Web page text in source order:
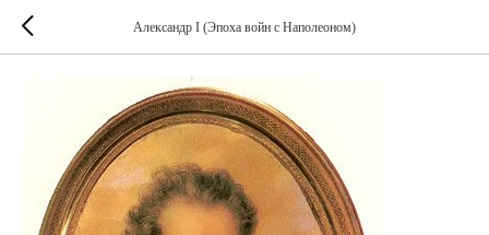
Александр I (Эпоха войн с Наполеоном)